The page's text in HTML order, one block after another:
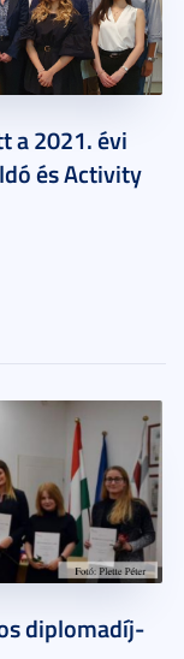
a 2021. évi
és Activity
diplomadíj-